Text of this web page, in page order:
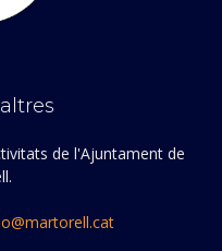
de l'Ajuntament de